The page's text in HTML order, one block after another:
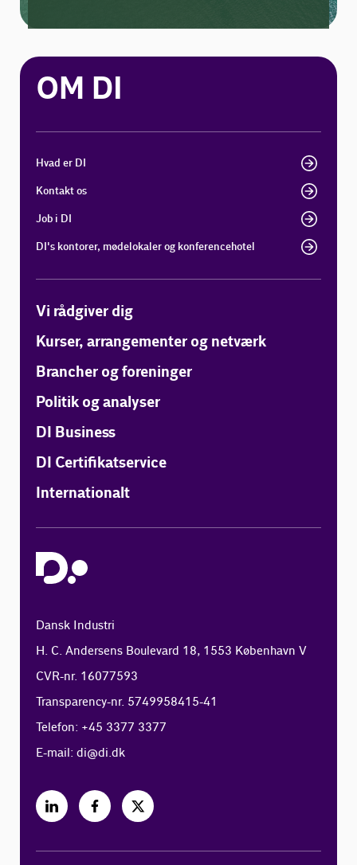
OM DI
Hvad er DI
Kontakt os
Job i DI
DI's kontorer, mødelokaler og konferencehotel
Vi rådgiver dig
Kurser, arrangementer og netværk
Brancher og foreninger
Politik og analyser
DI Business
DI Certifikatservice
Internationalt
Dansk Industri
H. C. Andersens Boulevard 18, 1553 København V
CVR-nr. 16077593
Transparency-nr. 5749958415-41
Telefon: +45 3377 3377
E-mail:di@di.dk